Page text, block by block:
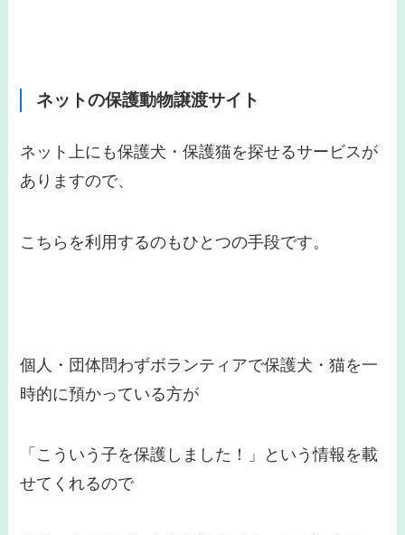
ネットの保護動物譲渡サイト
ネット上にも保護犬・保護猫を探せるサービスが
ありますので、
こちらを利用するのもひとつの手段です。
個人・団体問わずボランティアで保護犬・猫を一
時的に預かっている方が
「こういう子を保護しました！」という情報を載
せてくれるので